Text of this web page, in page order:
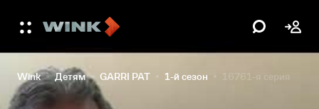
Wink Детям GARRI PAT 1-й сезон 16761-я серия